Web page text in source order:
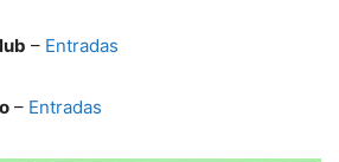
– Entradas
– Entradas